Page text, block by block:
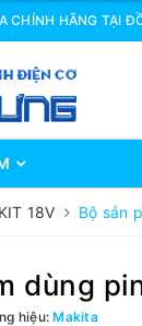
CHÍNH HÃNG TẠI
18V Bộ sản
dùng
hiệu:Makita